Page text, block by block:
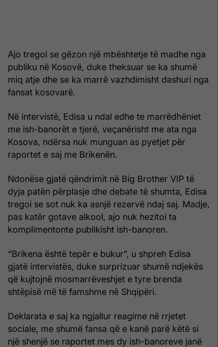
Ajo tregoi se gëzon një mbështetje të madhe nga
publiku në Kosovë, duke theksuar se ka shumë
miq atje dhe se ka marrë vazhdimisht dashuri nga
fansat kosovarë.
Në intervistë, Edisa u ndal edhe te marrëdhëniet
me ish-banorët e tjerë, veçanërisht me ata nga
Kosova, ndërsa nuk munguan as pyetjet për
raportet e saj me Brikenën.
Ndonëse gjatë qëndrimit në Big Brother VIP të
dyja patën përplasje dhe debate të shumta, Edisa
tregoi se sot nuk ka asnjë rezervë ndaj saj. Madje,
pas katër gotave alkool, ajo nuk hezitoi ta
komplimentonte publikisht ish-banoren.
“Brikena është tepër e bukur”, u shpreh Edisa
gjatë intervistës, duke surprizuar shumë ndjekës
që kujtojnë mosmarrëveshjet e tyre brenda
shtëpisë më të famshme në Shqipëri.
Deklarata e saj ka ngjallur reagime në rrjetet
sociale, me shumë fansa që e kanë parë këtë si
një shenjë se raportet mes dy ish-banoreve janë